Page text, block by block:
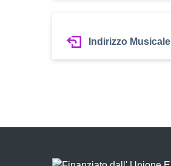
Indirizzo Musicale